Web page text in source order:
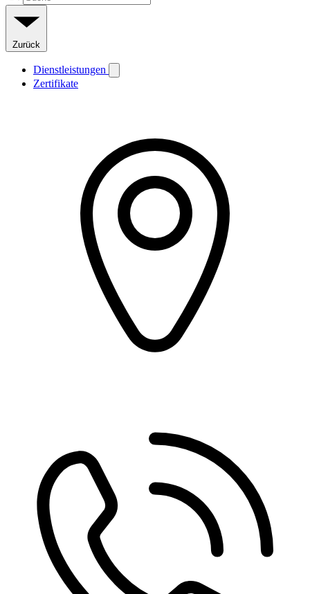
Zurück
Dienstleistungen
Zertifikate